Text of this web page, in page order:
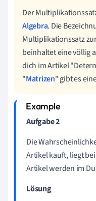
Der
Algebra. Die
Multiplikationssatz
beinhaltet eine völlig
dich im Artikel
"Matrizen" gibt es
Aufgabe 2
Die
Artikel kauft, liegt
Artikel werden im
Lösung